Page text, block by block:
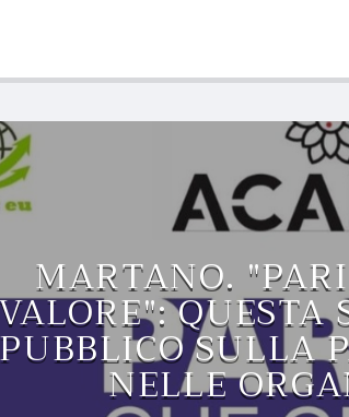
MARTANO.
QUESTA
PUBBLICO SULLA
NELLE